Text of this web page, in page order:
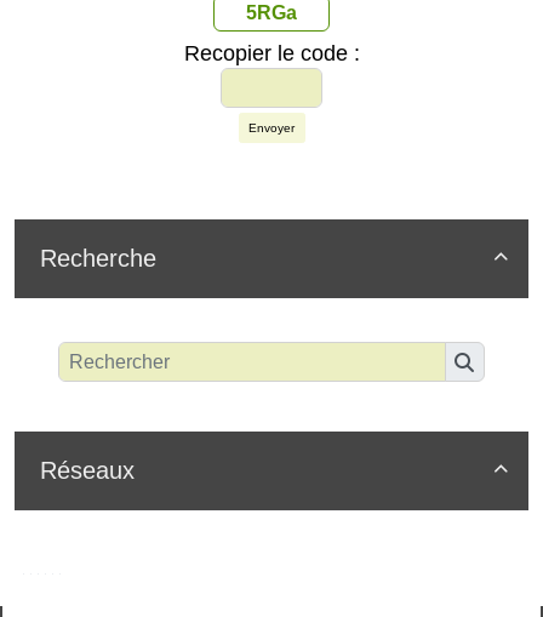
5RGa
Recopier le code :
Envoyer

Recherche

Réseaux